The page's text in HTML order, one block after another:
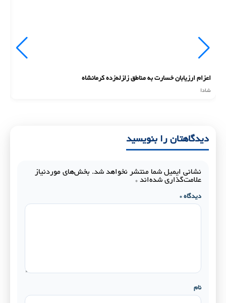
اعزام ارزیابان خسارت به مناطق زلزله‌زده کرمانشاه
شادا
دیدگاهتان را بنویسید
نشانی ایمیل شما منتشر نخواهد شد. بخش‌های موردنیاز
علامت‌گذاری شده‌اند *
دیدگاه *
نام